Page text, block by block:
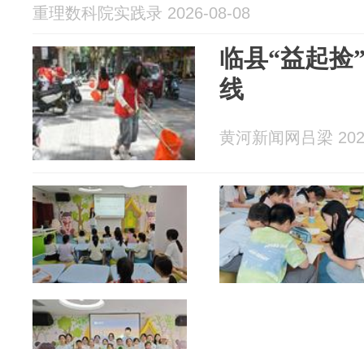
重理数科院实践录 2026-08-08
临县“益起捡
线
黄河新闻网吕梁